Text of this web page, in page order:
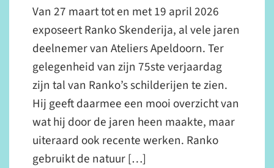
Van 27 maart tot en met 19 april 2026
exposeert Ranko Skenderija, al vele jaren
deelnemer van Ateliers Apeldoorn. Ter
gelegenheid van zijn 75ste verjaardag
zijn tal van Ranko’s schilderijen te zien.
Hij geeft daarmee een mooi overzicht van
wat hij door de jaren heen maakte, maar
uiteraard ook recente werken. Ranko
gebruikt de natuur […]